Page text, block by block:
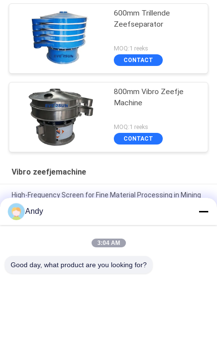
600mm Trillende
Zeefseparator
MOQ:1 reeks
CONTACT
800mm Vibro Zeefje
Machine
MOQ:1 reeks
CONTACT
Vibro zeefjemachine
High-Frequency Screen for Fine Material Processing in Mining
and Building Materials
Hoogfrequentiescherm voor fijnkorrelige
materiaalclassificatie Trilzeefmachine
voor nauwkeurige zeving
Andy
3:04 AM
Good day, what product are you looking for?